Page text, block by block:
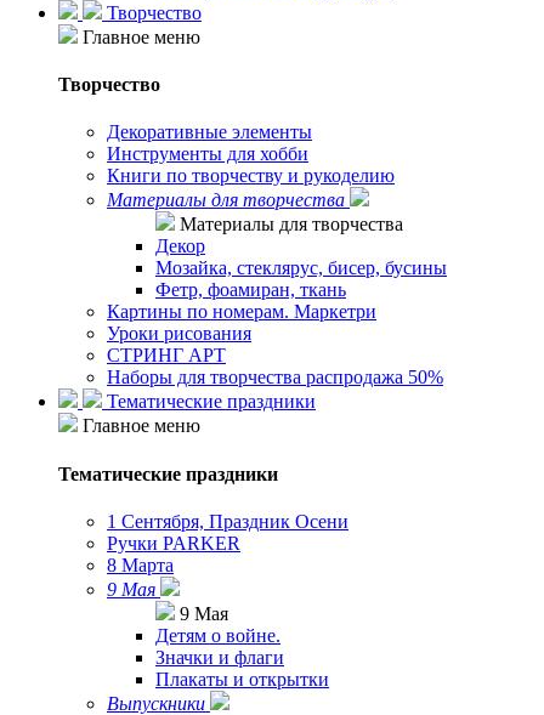
Творчество
Главное меню
Творчество
Декоративные элементы
Инструменты для хобби
Книги по творчеству и рукоделию
Материалы для творчества
Материалы для творчества
Декор
Мозайка, стеклярус, бисер, бусины
Фетр, фоамиран, ткань
Картины по номерам. Маркетри
Уроки рисования
СТРИНГ АРТ
Наборы для творчества распродажа 50%
Тематические праздники
Главное меню
Тематические праздники
1 Сентября, Праздник Осени
Ручки PARKER
8 Марта
9 Мая
9 Мая
Детям о войне.
Значки и флаги
Плакаты и открытки
Выпускники